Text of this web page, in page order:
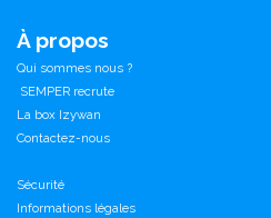
À propos
Qui sommes nous ?
SEMPER recrute
La box Izywan
Contactez-nous
Sécurité
Informations légales